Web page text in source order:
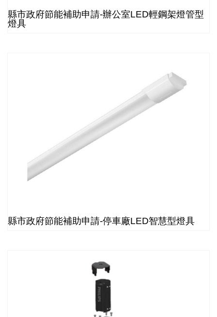
縣市政府節能補助申請-辦公室LED輕鋼架燈管型
燈具
縣市政府節能補助申請-停車廠LED智慧型燈具